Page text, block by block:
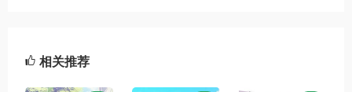
相关推荐